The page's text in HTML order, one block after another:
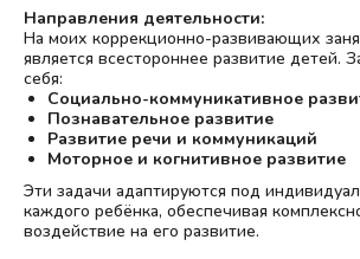
Направления деятельности:
На моих коррекционно-развивающих
является всестороннее развитие детей.
себя:
Социально-коммуникативное
Познавательное развитие
Развитие речи и коммуникаций
Моторное и когнитивное развитие
Эти задачи адаптируются под
каждого ребёнка, обеспечивая
воздействие на его развитие.